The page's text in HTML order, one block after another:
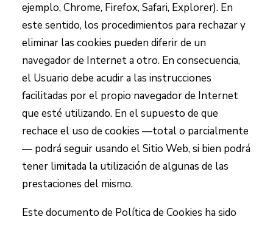
ejemplo, Chrome, Firefox, Safari, Explorer). En
este sentido, los procedimientos para rechazar y
eliminar las cookies pueden diferir de un
navegador de Internet a otro. En consecuencia,
el Usuario debe acudir a las instrucciones
facilitadas por el propio navegador de Internet
que esté utilizando. En el supuesto de que
rechace el uso de cookies —total o parcialmente
— podrá seguir usando el Sitio Web, si bien podrá
tener limitada la utilización de algunas de las
prestaciones del mismo.
Este documento de Política de Cookies ha sido